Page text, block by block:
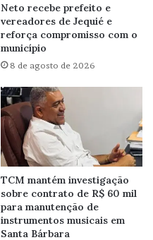
Neto recebe prefeito e
vereadores de Jequié e
reforça compromisso com o
município
8 de agosto de 2026
TCM mantém investigação
sobre contrato de R$ 60 mil
para manutenção de
instrumentos musicais em
Santa Bárbara